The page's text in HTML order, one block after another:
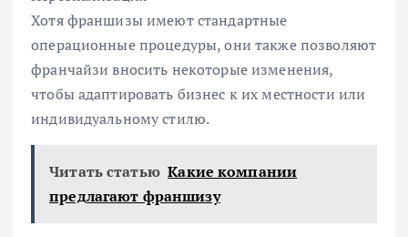
Хотя франшизы имеют стандартные
операционные процедуры, они также позволяют
франчайзи вносить некоторые изменения,
чтобы адаптировать бизнес к их местности или
индивидуальному стилю.
Читать статью Какие компании
предлагают франшизу